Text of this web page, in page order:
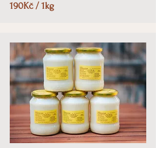
190Kč / 1kg